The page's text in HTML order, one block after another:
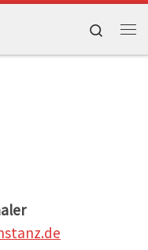
Search